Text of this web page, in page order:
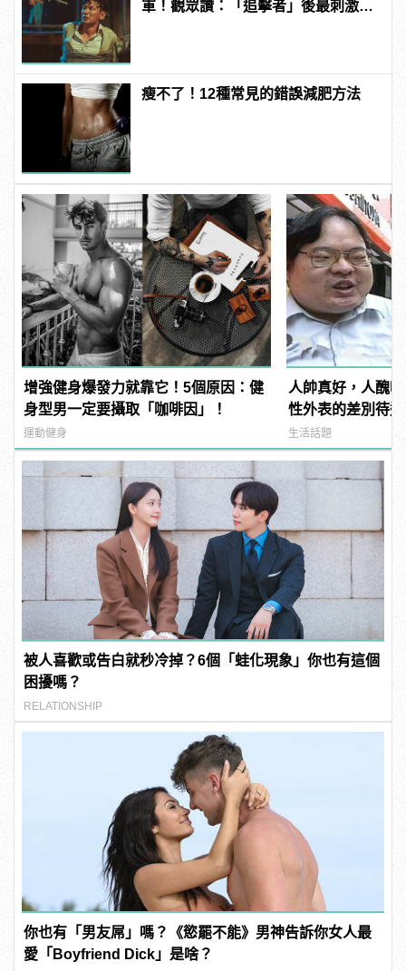
軍！觀眾讚：「追擊者」後最刺激的
瘦不了！12種常見的錯誤減肥方法
增強健身爆發力就靠它！5個原因：健
身型男一定要攝取「咖啡因」！
運動健身
人帥真好，人醜
性外表的差別待
生活話題
被人喜歡或告白就秒冷掉？6個「蛙化現象」你也有這個
困擾嗎？
RELATIONSHIP
你也有「男友屌」嗎？《慾罷不能》男神告訴你女人最
愛「Boyfriend Dick」是啥？